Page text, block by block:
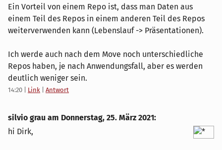
Ein Vorteil von einem Repo ist, dass man Daten aus
einem Teil des Repos in einem anderen Teil des Repos
weiterverwenden kann (Lebenslauf -> Präsentationen).
Ich werde auch nach dem Move noch unterschiedliche
Repos haben, je nach Anwendungsfall, aber es werden
deutlich weniger sein.
14:20 Link Antwort
silvio grau am Donnerstag, 25. März 2021:
hi Dirk,